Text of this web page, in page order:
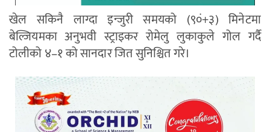
खेल सकिनै लाग्दा इन्जुरी समयको (९०ं‌+३) मिनेटमा
बेल्जियमका अनुभवी स्ट्राइकर रोमेलु लुकाकुले गोल गर्दै
टोलीको ४–१ को सानदार जित सुनिश्चित गरे।